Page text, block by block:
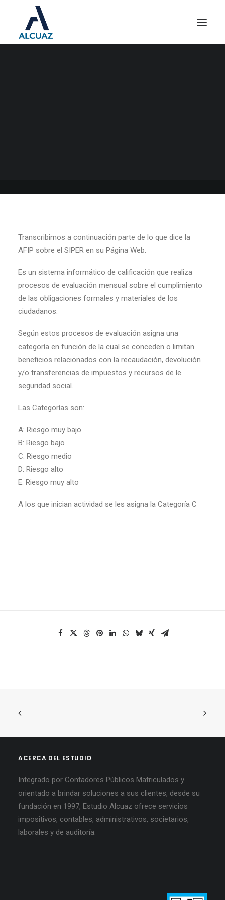
Transcribimos a continuación parte de lo que dice la
AFIP sobre el SIPER en su Página Web.
Es un sistema informático de calificación que realiza
procesos de evaluación mensual sobre el cumplimiento
de las obligaciones formales y materiales de los
ciudadanos.
Según estos procesos de evaluación asigna una
categoría en función de la cual se conceden o limitan
beneficios relacionados con la recaudación, devolución
y/o transferencias de impuestos y recursos de le
seguridad social.
Las Categorías son:
A: Riesgo muy bajo
B: Riesgo bajo
C: Riesgo medio
D: Riesgo alto
E: Riesgo muy alto
A los que inician actividad se les asigna la Categoría C
ACERCA DEL ESTUDIO
Integrado por Contadores Públicos Matriculados y
orientado a brindar soluciones a sus clientes, desde su
fundación en 1997, Estudio Alcuaz ofrece servicios
impositivos, contables, administrativos, societarios,
laborales y de auditoría.